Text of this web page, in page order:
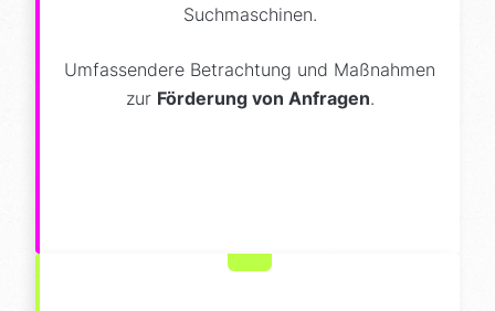
Suchmaschinen.
Umfassendere Betrachtung und Maßnahmen
zur Förderung von Anfragen.